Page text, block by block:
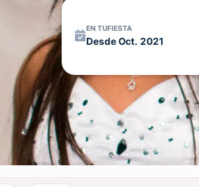
EN TUFIESTA
Desde Oct. 2021